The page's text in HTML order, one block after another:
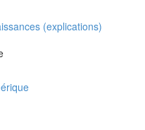
(explications)